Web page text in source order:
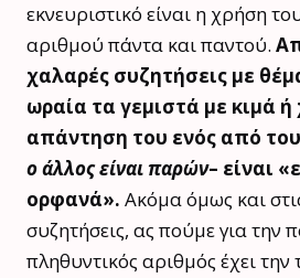
εκνευριστικό είναι η χρήση
αριθμού πάντα και παντού.
χαλαρές συζητήσεις με
ωραία τα γεμιστά με κιμά ή
απάντηση του ενός από
ο άλλος είναι παρών– είναι
ορφανά». Ακόμα όμως και
συζητήσεις, ας πούμε για την
πληθυντικός αριθμός έχει την